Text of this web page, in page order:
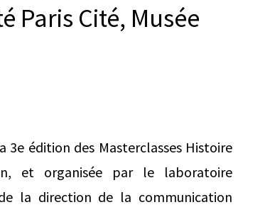
Paris Cité, Musée
3e édition des Masterclasses Histoire
et organisée par le laboratoire
la direction de la communication